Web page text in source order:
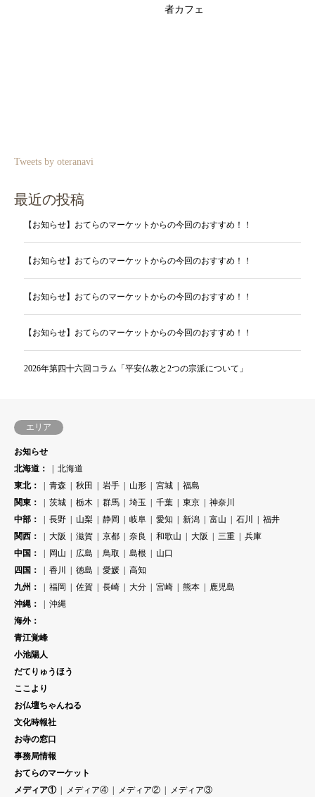
者カフェ
Tweets by oteranavi
最近の投稿
【お知らせ】おてらのマーケットからの今回のおすすめ！！
【お知らせ】おてらのマーケットからの今回のおすすめ！！
【お知らせ】おてらのマーケットからの今回のおすすめ！！
【お知らせ】おてらのマーケットからの今回のおすすめ！！
2026年第四十六回コラム「平安仏教と2つの宗派について」
エリア
お知らせ
北海道：
北海道
東北：
青森 秋田 岩手 山形 宮城
福島
関東：
茨城 栃木 群馬 埼玉 千葉 東京
神奈川
中部：
長野 山梨 静岡 岐阜 愛知 新潟 富山 石川
福井
関西：
大阪 滋賀 京都 奈良 和歌山 大阪 三重
兵庫
中国：
岡山 広島 鳥取 島根
山口
四国：
香川 徳島 愛媛
高知
九州：
福岡 佐賀 長崎 大分 宮崎 熊本
鹿児島
沖縄：
沖縄
海外：
青江覚峰
小池陽人
だてりゅうほう
ここより
お仏壇ちゃんねる
文化時報社
お寺の窓口
事務局情報
おてらのマーケット
メディア①
メディア④ メディア② メディア③